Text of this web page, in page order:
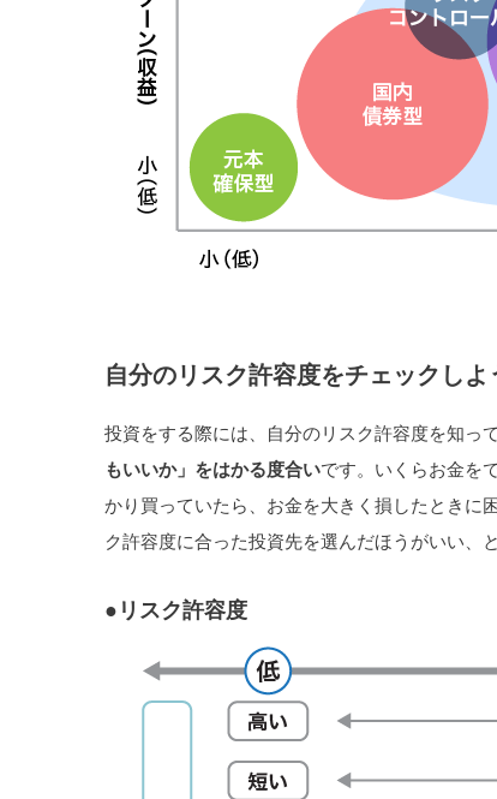
自分のリスク許容度をチェックしよ
投資をする際には、自分のリスク許容度を知っ
もいいか」をはかる度合いです。いくらお金を
かり買っていたら、お金を大きく損したときに
ク許容度に合った投資先を選んだほうがいい、
●リスク許容度